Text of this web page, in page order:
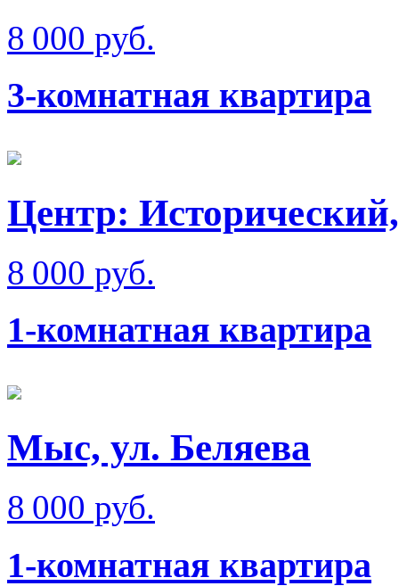
8 000 руб.
3-комнатная квартира
Центр:
8 000 руб.
1-комнатная квартира
Мыс, ул. Беляева
8 000 руб.
1-комнатная квартира